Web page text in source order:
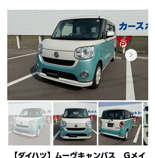
【ダイハツ】ムーヴキャンバス Gメイ